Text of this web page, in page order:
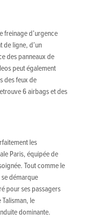
freinage d’urgence
de ligne, d’un
des panneaux de
peut également
des feux de
6 airbags et des
les
Paris, équipée de
Tout comme le
démarque
pour ses passagers
le
dominante.